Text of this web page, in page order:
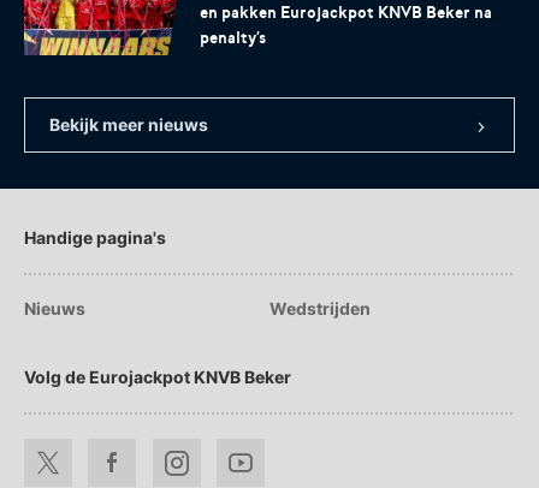
en pakken Eurojackpot KNVB Beker na
penalty's
Bekijk meer nieuws
Handige pagina's
Nieuws Wedstrijden
Volg de Eurojackpot KNVB Beker